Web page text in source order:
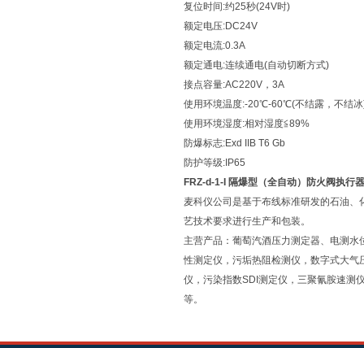
复位时间:约25秒(24V时)
额定电压:DC24V
额定电流:0.3A
额定通电:连续通电(自动切断方式)
接点容量:AC220V，3A
使用环境温度:-20℃-60℃(不结露，不结
使用环境湿度:相对湿度≦89%
防爆标志:Exd IIB T6 Gb
防护等级:IP65
FRZ-d-1-I 隔爆型（全自动）防火阀执行器
麦科仪公司是基于布线标准研发的石油
艺技术要求进行生产和包装。
主营产品：葡萄汽酒压力测定器、电测
性测定仪，污垢热阻检测仪，数字式大
仪，污染指数SDI测定仪，三聚氰胺速测
等。